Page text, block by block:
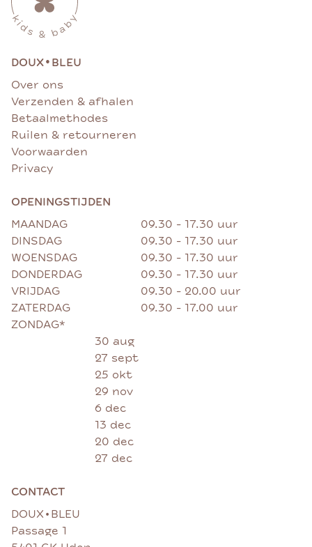
DOUX• BLEU
Over ons
Verzenden & afhalen
Betaalmethodes
Ruilen & retourneren
Voorwaarden
Privacy
OPENINGSTIJDEN
MAANDAG
09.30 - 17.30 uur
DINSDAG
09.30 - 17.30 uur
WOENSDAG
09.30 - 17.30 uur
DONDERDAG
09.30 - 17.30 uur
VRIJDAG
09.30 - 20.00 uur
ZATERDAG
09.30 - 17.00 uur
ZONDAG*
30 aug
27 sept
25 okt
29 nov
6 dec
13 dec
20 dec
27 dec
CONTACT
DOUX • BLEU
Passage 1